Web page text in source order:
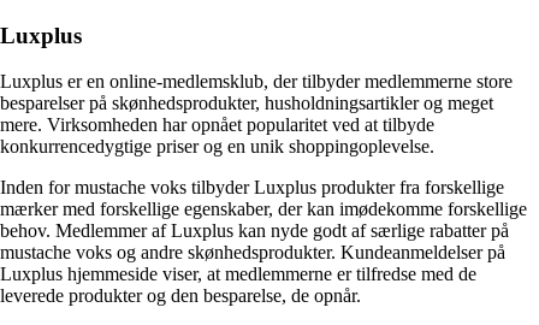
Luxplus
Luxplus er en online-medlemsklub, der tilbyder medlemmerne store
besparelser på skønhedsprodukter, husholdningsartikler og meget
mere. Virksomheden har opnået popularitet ved at tilbyde
konkurrencedygtige priser og en unik shoppingoplevelse.
Inden for mustache voks tilbyder Luxplus produkter fra forskellige
mærker med forskellige egenskaber, der kan imødekomme forskellige
behov. Medlemmer af Luxplus kan nyde godt af særlige rabatter på
mustache voks og andre skønhedsprodukter. Kundeanmeldelser på
Luxplus hjemmeside viser, at medlemmerne er tilfredse med de
leverede produkter og den besparelse, de opnår.